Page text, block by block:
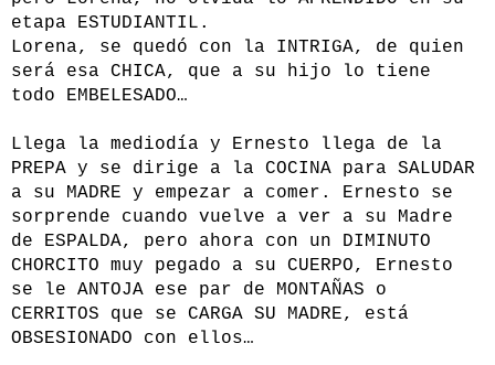
etapa ESTUDIANTIL.
Lorena, se quedó con la INTRIGA, de quien
será esa CHICA, que a su hijo lo tiene
todo EMBELESADO…
Llega la mediodía y Ernesto llega de la
PREPA y se dirige a la COCINA para SALUDAR
a su MADRE y empezar a comer. Ernesto se
sorprende cuando vuelve a ver a su Madre
de ESPALDA, pero ahora con un DIMINUTO
CHORCITO muy pegado a su CUERPO, Ernesto
se le ANTOJA ese par de MONTAÑAS o
CERRITOS que se CARGA SU MADRE, está
OBSESIONADO con ellos…